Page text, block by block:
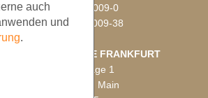
Fon: +49 (0)69 401009-0
Fax: +49 (0)69 401009-38
STANDORT MESSE FRANKFURT
Ludwig-Erhard-Anlage 1
60327 Frankfurt am Main
auch
und
.